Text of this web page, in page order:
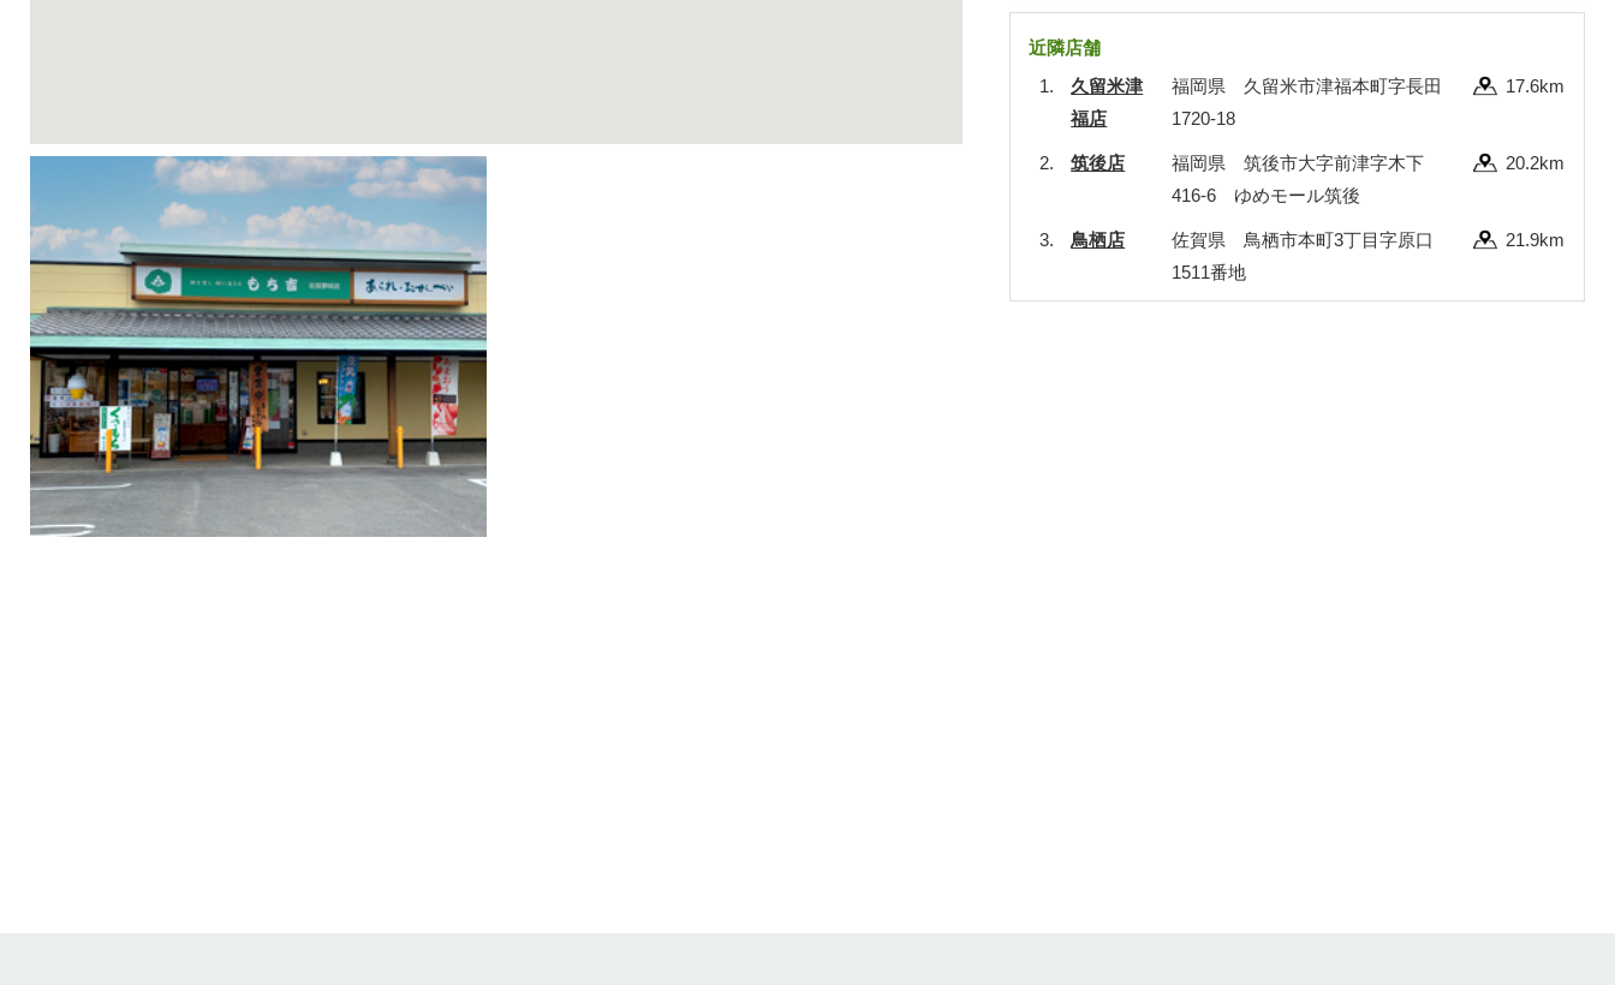
近隣店舗
久留米津
福店
福岡県 久留米市津福本町字長田
1720-18
17.6km
筑後店
福岡県 筑後市大字前津字木下
416-6 ゆめモール筑後
20.2km
鳥栖店
佐賀県 鳥栖市本町3丁目字原口
1511番地
21.9km